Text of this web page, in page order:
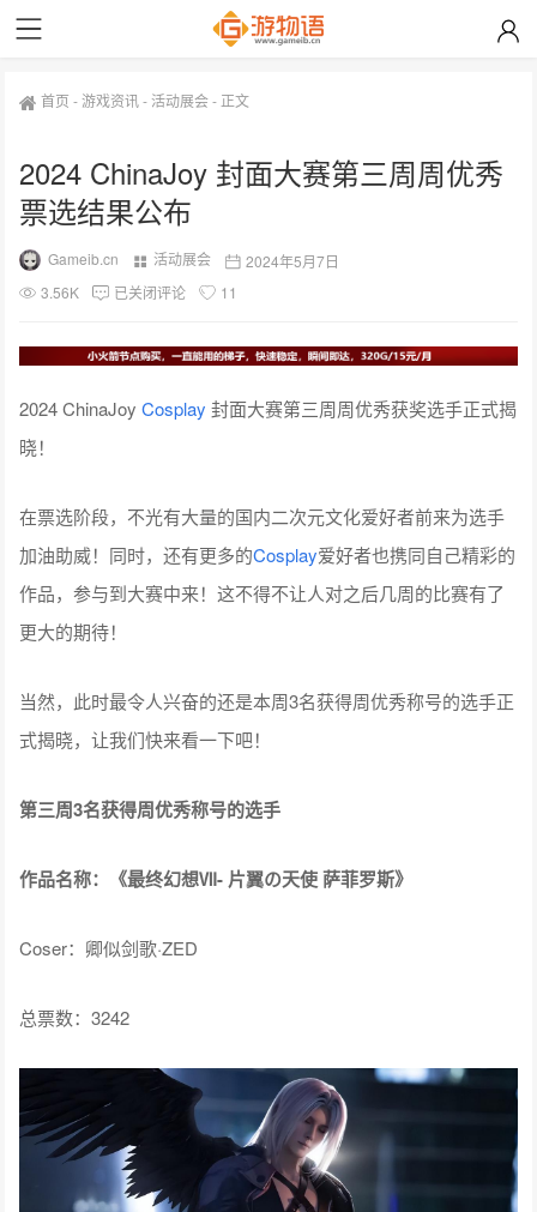
首页 -游戏资讯-活动展会- 正文
2024 ChinaJoy 封面大赛第三周周优秀
票选结果公布
Gameib.cn 活动展会
2024年5月7日
3.56K
已关闭评论 11
2024 ChinaJoyCosplay 封面大赛第三周周优秀获奖选手正式揭
晓！
在票选阶段，不光有大量的国内二次元文化爱好者前来为选手
加油助威！同时，还有更多的Cosplay爱好者也携同自己精彩的
作品，参与到大赛中来！这不得不让人对之后几周的比赛有了
更大的期待！
当然，此时最令人兴奋的还是本周3名获得周优秀称号的选手正
式揭晓，让我们快来看一下吧！
第三周3名获得周优秀称号的选手
作品名称：《最终幻想Ⅶ- 片翼の天使 萨菲罗斯》
Coser：卿似剑歌·ZED
总票数：3242